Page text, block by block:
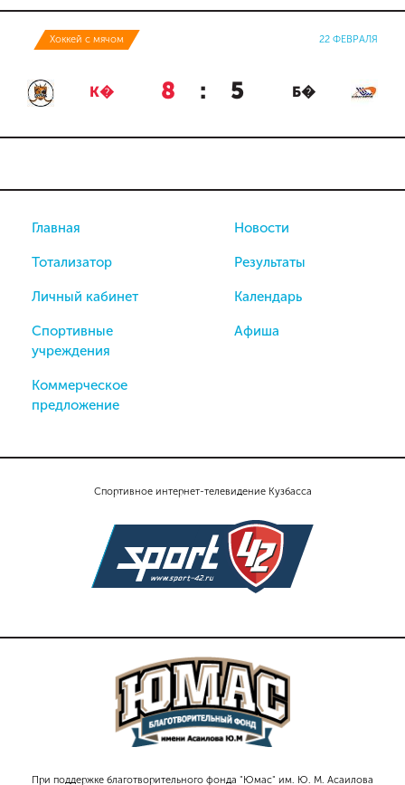
Хоккей с мячом 22 ФЕВРАЛЯ
К� 8 : 5 Б�
Спортивное интернет-телевидение Кузбасса
При поддержке благотворительного фонда "Юмас" им. Ю. М. Асаилова
Главная
Тотализатор
Личный кабинет
Спортивные
учреждения
Коммерческое
предложение
Новости
Результаты
Календарь
Афиша